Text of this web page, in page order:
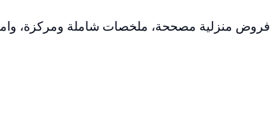
فروض منزلية مصححة، ملخصات شاملة ومركزة،